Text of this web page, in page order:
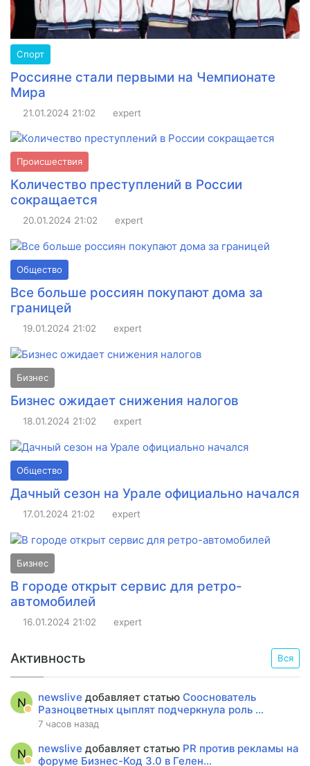
Спорт
Россияне стали первыми на Чемпионате
Мира
21.01.2024 21:02 expert
Происшествия
Количество преступлений в России
сокращается
20.01.2024 21:02 expert
Общество
Все больше россиян покупают дома за
границей
19.01.2024 21:02 expert
Бизнес
Бизнес ожидает снижения налогов
18.01.2024 21:02 expert
Общество
Дачный сезон на Урале официально начался
17.01.2024 21:02 expert
Бизнес
В городе открыт сервис для ретро-
автомобилей
16.01.2024 21:02 expert
Активность Вся
N newslive добавляет статью Сооснователь
Разноцветных цыплят подчеркнула роль ...
7 часов назад
N newslive добавляет статью PR против рекламы на
форуме Бизнес-Код 3.0 в Гелен...